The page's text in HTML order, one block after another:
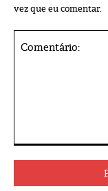
vez que eu comentar.